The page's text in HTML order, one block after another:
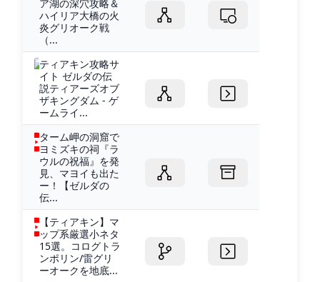
ア湖の深穴攻略＆
ハイリア大橋の火
炎グリオーク戦
（...
ティアキン攻略サ
イト ゼルダの伝
説ティアーズオブ
ザキングダム - ゲ
ームライ...
ターム岬の洞窟で
ヨミズキの祠『ラ
ウルの祝福』を発
見、マヨイも出た
ー！【ゼルダの
伝...
【ティアキン】マ
ップ系厳選小ネタ
15選。コログトラ
ンポリン/雷グリ
ーオークを地底...